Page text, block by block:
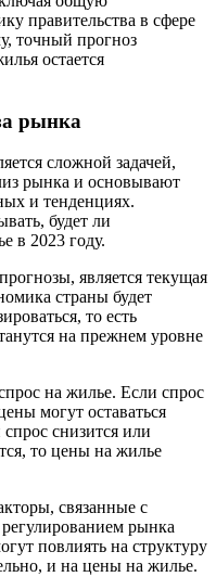
правительства в сфере
точный прогноз
остается
рынка
сложной задачей,
рынка и основывают
и тенденциях.
будет ли
в 2023 году.
является текущая
страны будет
то есть
на прежнем уровне
на жилье. Если спрос
могут оставаться
снизится или
то цены на жилье
связанные с
рынка
повлиять на структуру
и на цены на жилье.